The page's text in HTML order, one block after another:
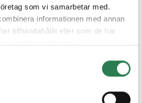
som vi samarbetar med.
informationen med annan
tillhandahållit eller som de har
och SFI